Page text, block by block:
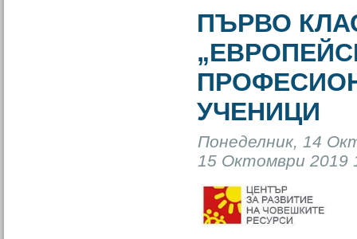
ПЪРВО
УЧЕНИЦИ
Понеделник, 14
15 Октомври 2019